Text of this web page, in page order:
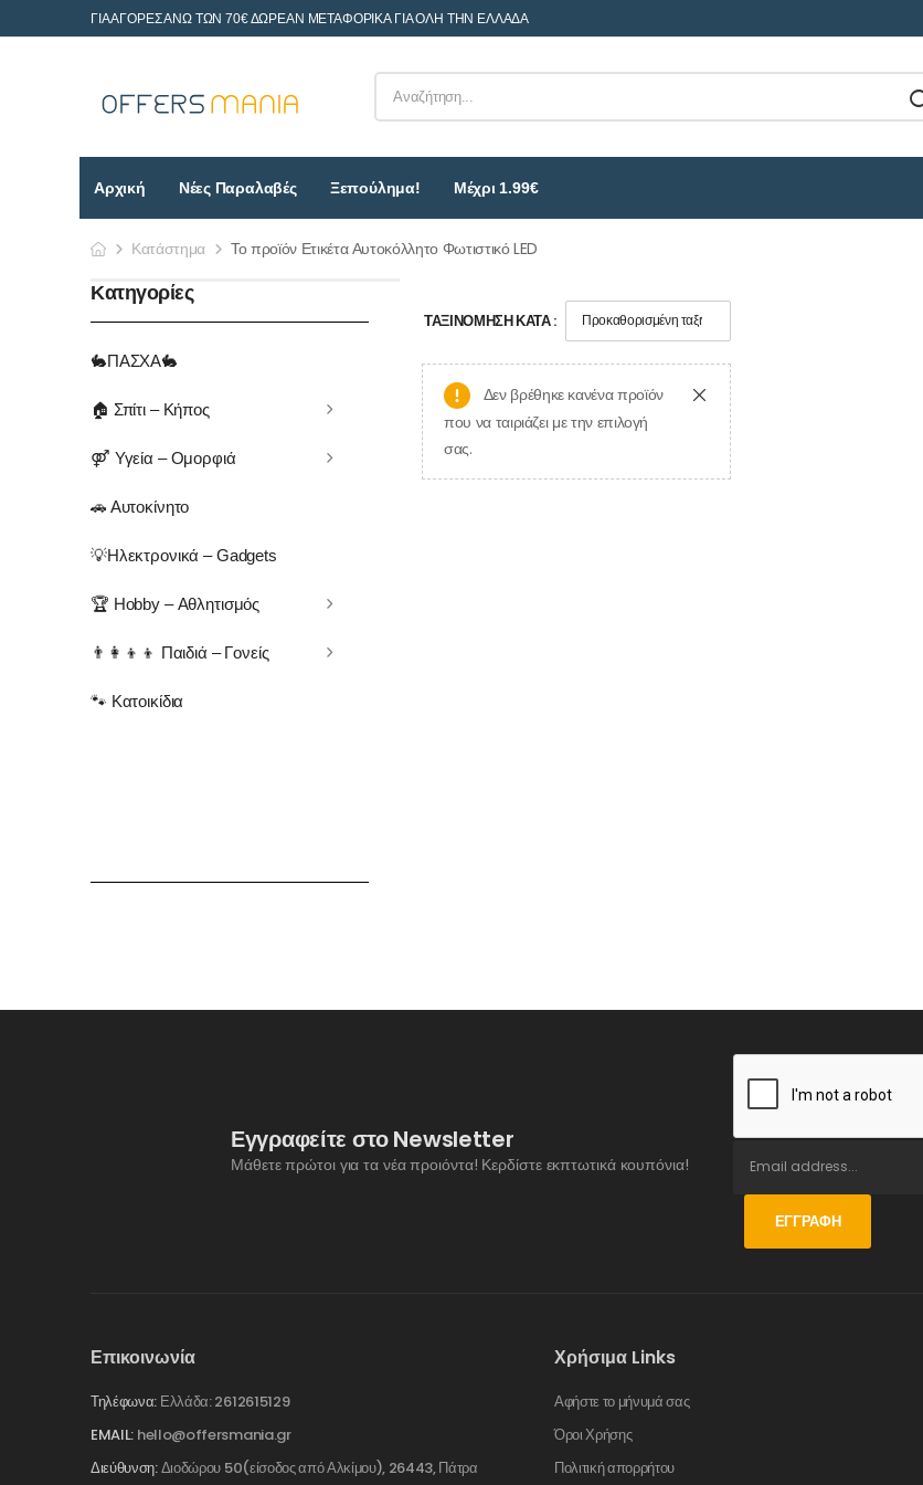
ΓΙΑ ΑΓΟΡΕΣ ΑΝΩ ΤΩΝ 70€ ΔΩΡΕΑΝ ΜΕΤΑΦΟΡΙΚΑ ΓΙΑ ΟΛΗ ΤΗΝ ΕΛΛΑΔΑ
Αρχική Νέες Παραλαβές Ξεπούλημα! Μέχρι 1.99€
Κατάστημα
Το προϊόν Ετικέτα Αυτοκόλλητο Φωτιστικό LED
Κατηγορίες
🐇ΠΑΣΧΑ🐇
🏠 Σπίτι – Κήπος
⚤ Υγεία – Ομορφιά
🚗 Αυτοκίνητο
💡Ηλεκτρονικά – Gadgets
🏆 Hobby – Αθλητισμός
👨‍👩‍👦‍👦 Παιδιά – Γονείς
🐾 Κατοικίδια
ΤΑΞΙΝΌΜΗΣΗ ΚΑΤΆ :
Δεν βρέθηκε κανένα προϊόν
που να ταιριάζει με την επιλογή
σας.
Εγγραφείτε στο Newsletter
Μάθετε πρώτοι για τα νέα προιόντα! Κερδίστε εκπτωτικά κουπόνια!
ΕΓΓΡΑΦΉ
Επικοινωνία
Τηλέφωνα: Ελλάδα: 2612615129
EMAIL: hello@offersmania.gr
Διεύθυνση:Διοδώρου 50(είσοδος από Αλκίμου), 26443, Πάτρα
Χρήσιμα Links
Αφήστε το μήνυμά σας
Όροι Χρήσης
Πολιτική απορρήτου